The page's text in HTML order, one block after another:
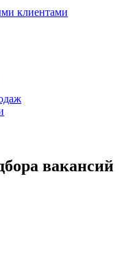
клиентами
вакансий